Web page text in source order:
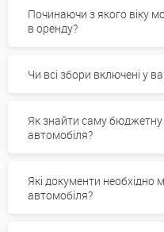
Починаючи з якого віку
в оренду?
Чи всі збори включені у
Як знайти саму бюджетну
автомобіля?
Які документи
автомобіля?